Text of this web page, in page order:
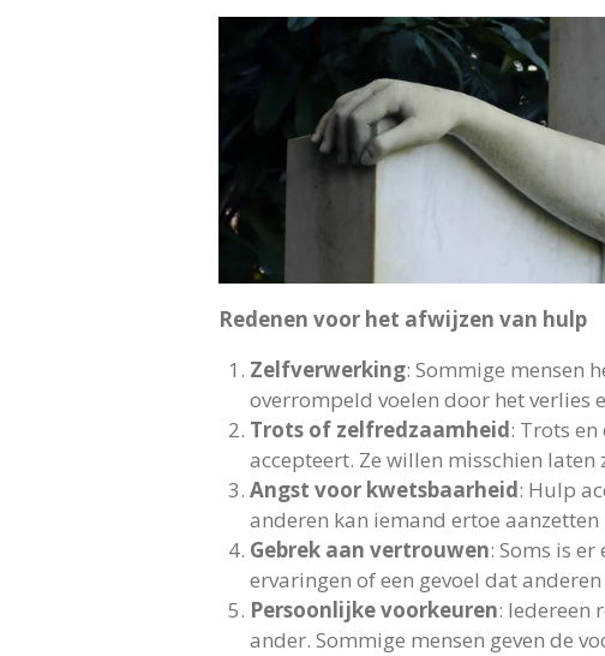
Redenen voor het afwijzen van hulp
Zelfverwerking: Sommige mensen
overrompeld voelen door het verlies
Trots of zelfredzaamheid: Trots
accepteert. Ze willen misschien
Angst voor kwetsbaarheid: Hulp
anderen kan iemand ertoe
Gebrek aan vertrouwen: Soms is
ervaringen of een gevoel dat
Persoonlijke voorkeuren: Iedereen
ander. Sommige mensen geven de